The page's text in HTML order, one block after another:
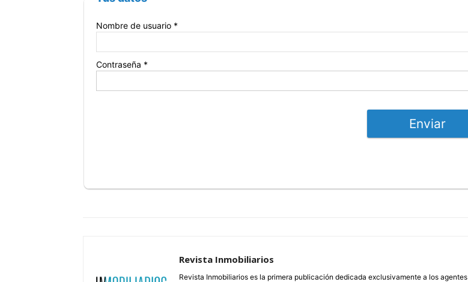
Nombre de usuario *
Contraseña *
Enviar
Revista Inmobiliarios
Revista Inmobiliarios es la primera publicación dedicada exclusivamente a los agentes